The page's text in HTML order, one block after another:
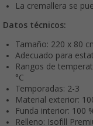
La cremallera se
Datos técnicos:
Tamaño: 220 x 80
Adecuado para
Rangos de
°C
Temporadas: 2-3
Material exterior:
Funda interior: 100
Relleno: Isofill